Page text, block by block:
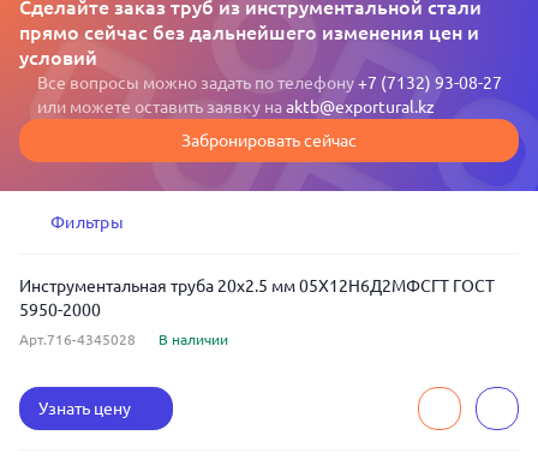
Сделайте заказ труб из инструментальной стали
прямо сейчас без дальнейшего изменения цен и
условий
Все вопросы можно задать по телефону+7 (7132) 93-08-27
или можете оставить заявку наaktb@exportural.kz
Забронировать сейчас
Фильтры
Инструментальная труба 20x2.5 мм 05Х12Н6Д2МФСГТ ГОСТ
5950-2000
Арт.716-4345028 В наличии
Узнать цену